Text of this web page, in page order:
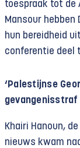
toespraak tot de
Mansour hebben
hun bereidheid
conferentie deel
‘Palestijnse
gevangenisstraf
Khairi Hanoun,
nieuws kwam